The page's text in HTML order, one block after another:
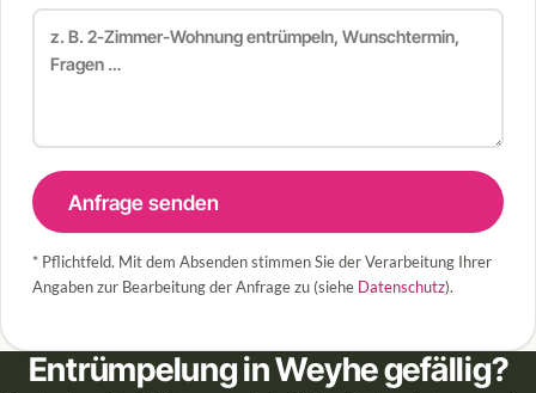
Anfrage senden
* Pflichtfeld. Mit dem Absenden stimmen Sie der Verarbeitung Ihrer
Angaben zur Bearbeitung der Anfrage zu (siehe Datenschutz).
Entrümpelung in Weyhe gefällig?